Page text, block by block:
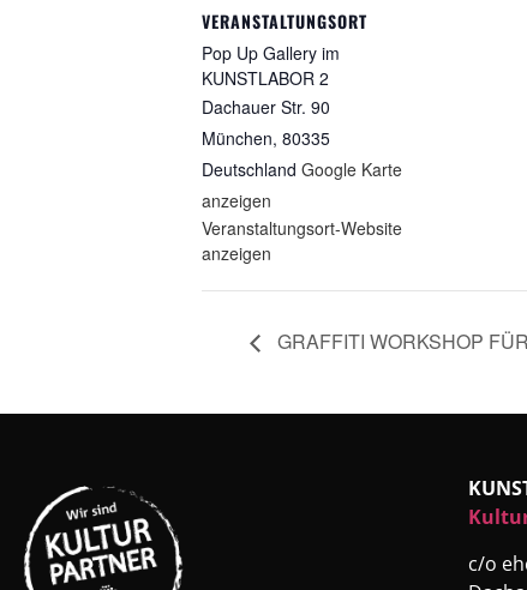
VERANSTALTUNGSORT
Pop Up Gallery im
KUNSTLABOR 2
Dachauer Str. 90
München, 80335
Deutschland Google Karte
anzeigen
Veranstaltungsort-Website
anzeigen
GRAFFITI WORKSHOP
c/o